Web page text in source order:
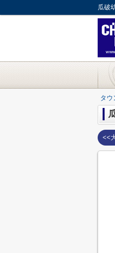
瓜破
タウ
<<